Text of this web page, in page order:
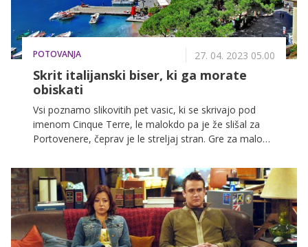
POTOVANJA 27. 04. 2023 05.00
Skrit italijanski biser, ki ga morate
obiskati
Vsi poznamo slikovitih pet vasic, ki se skrivajo pod
imenom Cinque Terre, le malokdo pa je že slišal za
Portovenere, čeprav je le streljaj stran. Gre za malo
Unescove svetovne dediščine in najlepši lokaciji v
romantičnem zalivu pesnikov med številnimi turisti, ki
se zgrinjajo v bolj znane Cinque Terre, pogosto po
krivici prezrto. Če spadate med tiste, ki se raje
izognejo obleganim turističnim destinacijam, je
Portovenere odlična izbira za obisk v vseh letnih časih.